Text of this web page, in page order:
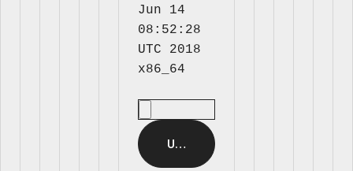
Jun 14
08:52:28
UTC 2018